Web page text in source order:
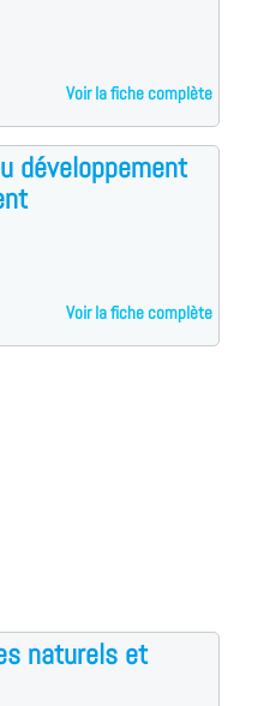
Voir la fiche complète
développement
Voir la fiche complète
naturels et